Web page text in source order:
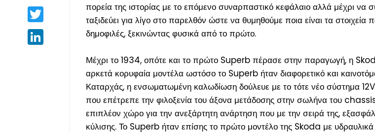
Twitter
LinkedIn
πορεία της ιστορίας με το επόμενο συναρπαστικό κεφάλαιο αλλά μέχρι να
ταξιδεύει για λίγο στο παρελθόν ώστε να θυμηθούμε ποια είναι τα
δημοφιλές, ξεκινώντας φυσικά από το πρώτο.
Μέχρι το 1934, οπότε και το πρώτο Superb πέρασε στην παραγωγή, η
αρκετά κορυφαία μοντέλα ωστόσο το Superb ήταν διαφορετικό και
Καταρχάς, η ενσωματωμένη καλωδίωση δούλευε με το τότε νέο σύστημα
που επέτρεπε την φιλοξενία του άξονα μετάδοσης στην σωλήνα του
επιπλέον χώρο για την ανεξάρτητη ανάρτηση που με την σειρά της,
κύλισης. Το Superb ήταν επίσης το πρώτο μοντέλο της Skoda με